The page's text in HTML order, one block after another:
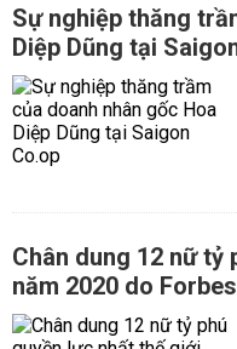
Sự nghiệp thăng
Diệp Dũng tại
Chân dung 12 nữ tỷ
năm 2020 do